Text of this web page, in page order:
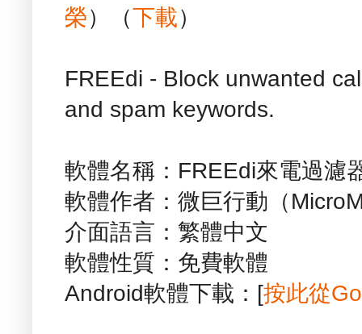
榮）（下載）
FREEdi - Block unwanted
and spam keywords.
軟體名稱：FREEdi來電過濾
軟體作者：微巨行動（
介面語言：繁體中文
軟體性質：免費軟體
Android軟體下載：[按此從